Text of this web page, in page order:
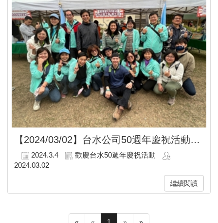
【2024/03/02】 台水公司50週年慶祝活動，本會共襄盛舉籌設暖心公益攤位
2024.3.4
歡慶台水50週年慶祝活動
2024.03.02
繼續閱讀